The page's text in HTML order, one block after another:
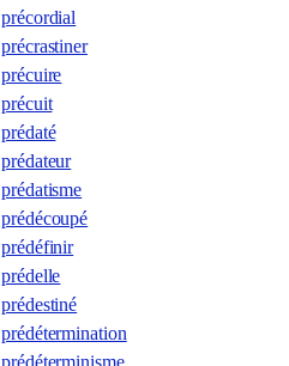
précordial
précrastiner
précuire
précuit
prédaté
prédateur
prédatisme
prédécoupé
prédéfinir
prédelle
prédestiné
prédétermination
prédéterminisme